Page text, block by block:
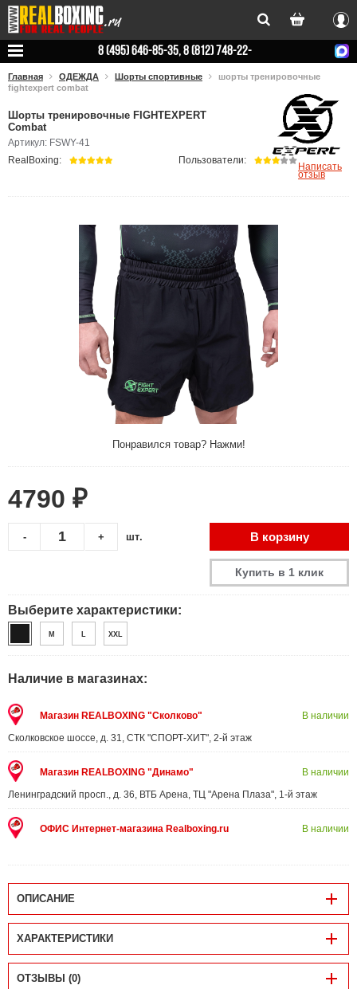
Вход
8 (495) 646-85-35, 8 (812) 748-22-
Главная ОДЕЖДА Шорты спортивные
шорты тренировочные
fightexpert combat
Шорты тренировочные FIGHTEXPERT
Combat
Артикул: FSWY-41
Понравился товар? Нажми!
RealBoxing: Пользователи:
Написать
отзыв
4790 ₽
+
- шт. В корзину
Купить в 1 клик
Выберите характеристики:
M L XXL
Наличие в магазинах:
Магазин REALBOXING "Сколково"
Сколковское шоссе, д. 31, СТК "СПОРТ-ХИТ", 2-й этаж
В наличии
Магазин REALBOXING "Динамо"
Ленинградский просп., д. 36, ВТБ Арена, ТЦ "Арена Плаза", 1-й этаж
В наличии
ОФИС Интернет-магазина Realboxing.ru В наличии
ОПИСАНИЕ
ХАРАКТЕРИСТИКИ
ОТЗЫВЫ (0)